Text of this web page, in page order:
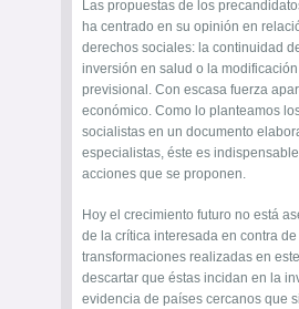
Las propuestas de los
ha centrado en su opinión en
derechos sociales: la continuidad
inversión en salud o la
previsional. Con escasa fuerza
económico. Como lo planteamos
socialistas en un documento
especialistas, éste es
acciones que se proponen.
Hoy el crecimiento futuro no está
de la crítica interesada en contra
transformaciones realizadas en
descartar que éstas incidan en la
evidencia de países cercanos que